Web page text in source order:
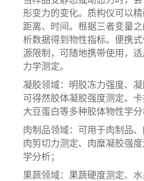
形变力的变化。质构仪可以精
距离、时间。根据三者变量
析数据得到物性指标。便携
源限制，可随地携带使用，
力学测定。
凝胶领域：明胶冻力强度、凝
可得然胶体凝胶强度测定、卡
大豆蛋白等多种胶体物性学分
肉制品领域：可用于肉制品、
肉剪切力测定、肉糜凝胶强
学分析；
果蔬领域：果蔬硬度测定、